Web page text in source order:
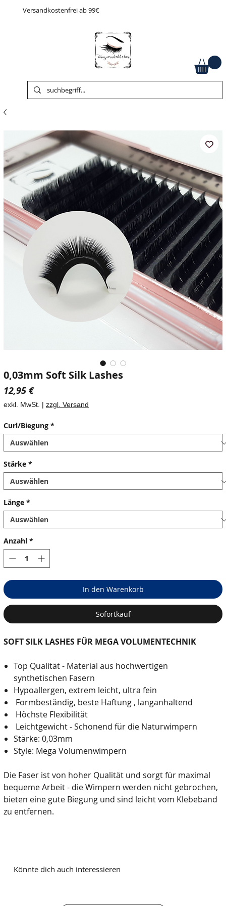
Versandkostenfrei ab 99€
0,03mm Soft Silk Lashes
12,95 €Preis
exkl. MwSt. | zzgl. Versand
Curl/Biegung *
Stärke *
Länge *
Anzahl *
In den Warenkorb
Sofortkauf
SOFT SILK LASHES FÜR MEGA VOLUMENTECHNIK
Top Qualität - Material aus hochwertigen
synthetischen Fasern
Hypoallergen, extrem leicht, ultra fein
Formbeständig, beste Haftung , langanhaltend
Höchste Flexibilität
Leichtgewicht - Schonend für die Naturwimpern
Stärke: 0,03mm
Style: Mega Volumenwimpern
Die Faser ist von hoher Qualität und sorgt für maximal
bequeme Arbeit - die Wimpern werden nicht gebrochen,
bieten eine gute Biegung und sind leicht vom Klebeband
zu entfernen.
Könnte dich auch interessieren